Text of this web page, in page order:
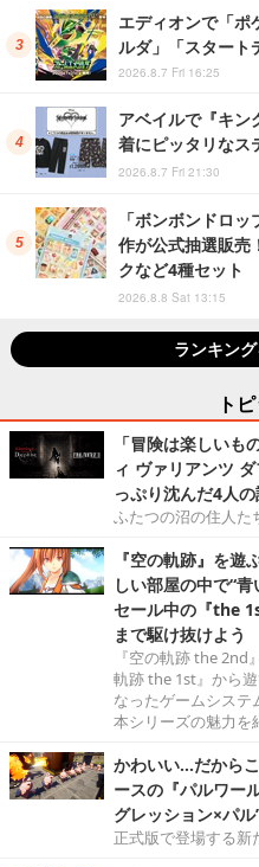
エディオンで「ポ
ルダ」「スタート
2026.8.7 Fri 16:25
アベイルで『キン
着にピッタリなス
2026.8.7 Fri 21:30
「ボンボンドロ
作が公式抽選販売
クなど4種セット
2026.8.8 Sat 13:15
ランキン
ト
「冒険は楽しいも
ィ ヴァリアンツ
っぷり沈んだ4人
ふたつの沼の住人た
『空の軌跡』を遊
しい部屋の中で“
セール中の『the
まで駆け抜けよう
『空の軌跡 the
軌跡 the 1st』から
なったゲームシス
本シリーズの魅力を
かわいい…だから
ースの『パルワー
グレッション×パ
正式版で登場する新